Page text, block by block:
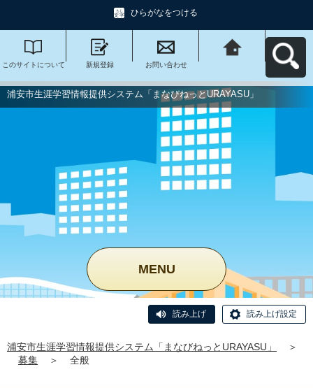
ひらがなをつける
このサイトについて 新規登録 お問い合わせ
びねっと
URAYASU」へ戻る
浦安市生涯学習情報提供システム「まなびねっとURAYASU」
MENU
読み上げ 読み上げ設定
浦安市生涯学習情報提供システム「まなびねっとURAYASU」
＞
募集
＞ 全般